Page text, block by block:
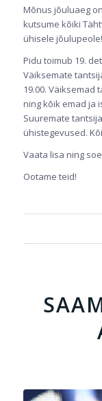
Mõnus jõuluaeg
kutsume kõiki
ühisele jõulupeole!
Pidu toimub 19.
Väiksemate
19.00.
ning kõik emad ja
Suuremate
ühistegevused.
Vaata lisa ning
Ootame teid!